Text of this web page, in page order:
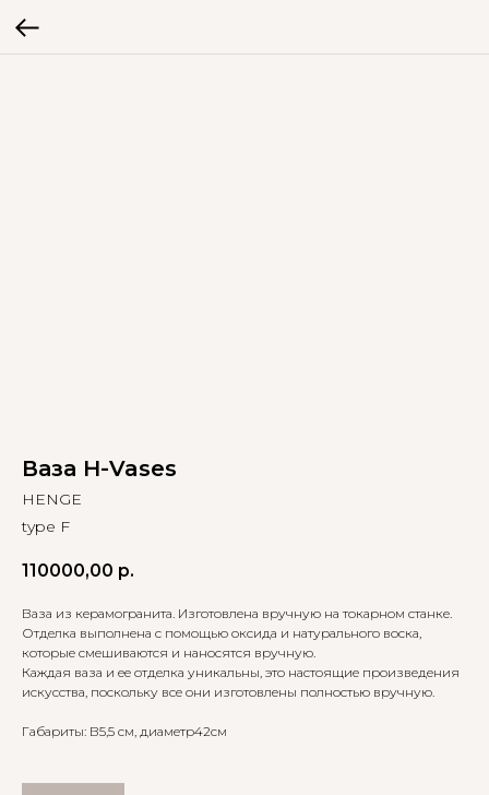
Ваза H-Vases
HENGE
type F
110000,00 р.
Ваза из керамогранита. Изготовлена вручную на токарном станке.
Отделка выполнена с помощью оксида и натурального воска,
которые смешиваются и наносятся вручную.
Каждая ваза и ее отделка уникальны, это настоящие произведения
искусства, поскольку все они изготовлены полностью вручную.
Габариты: В5,5 см, диаметр42см